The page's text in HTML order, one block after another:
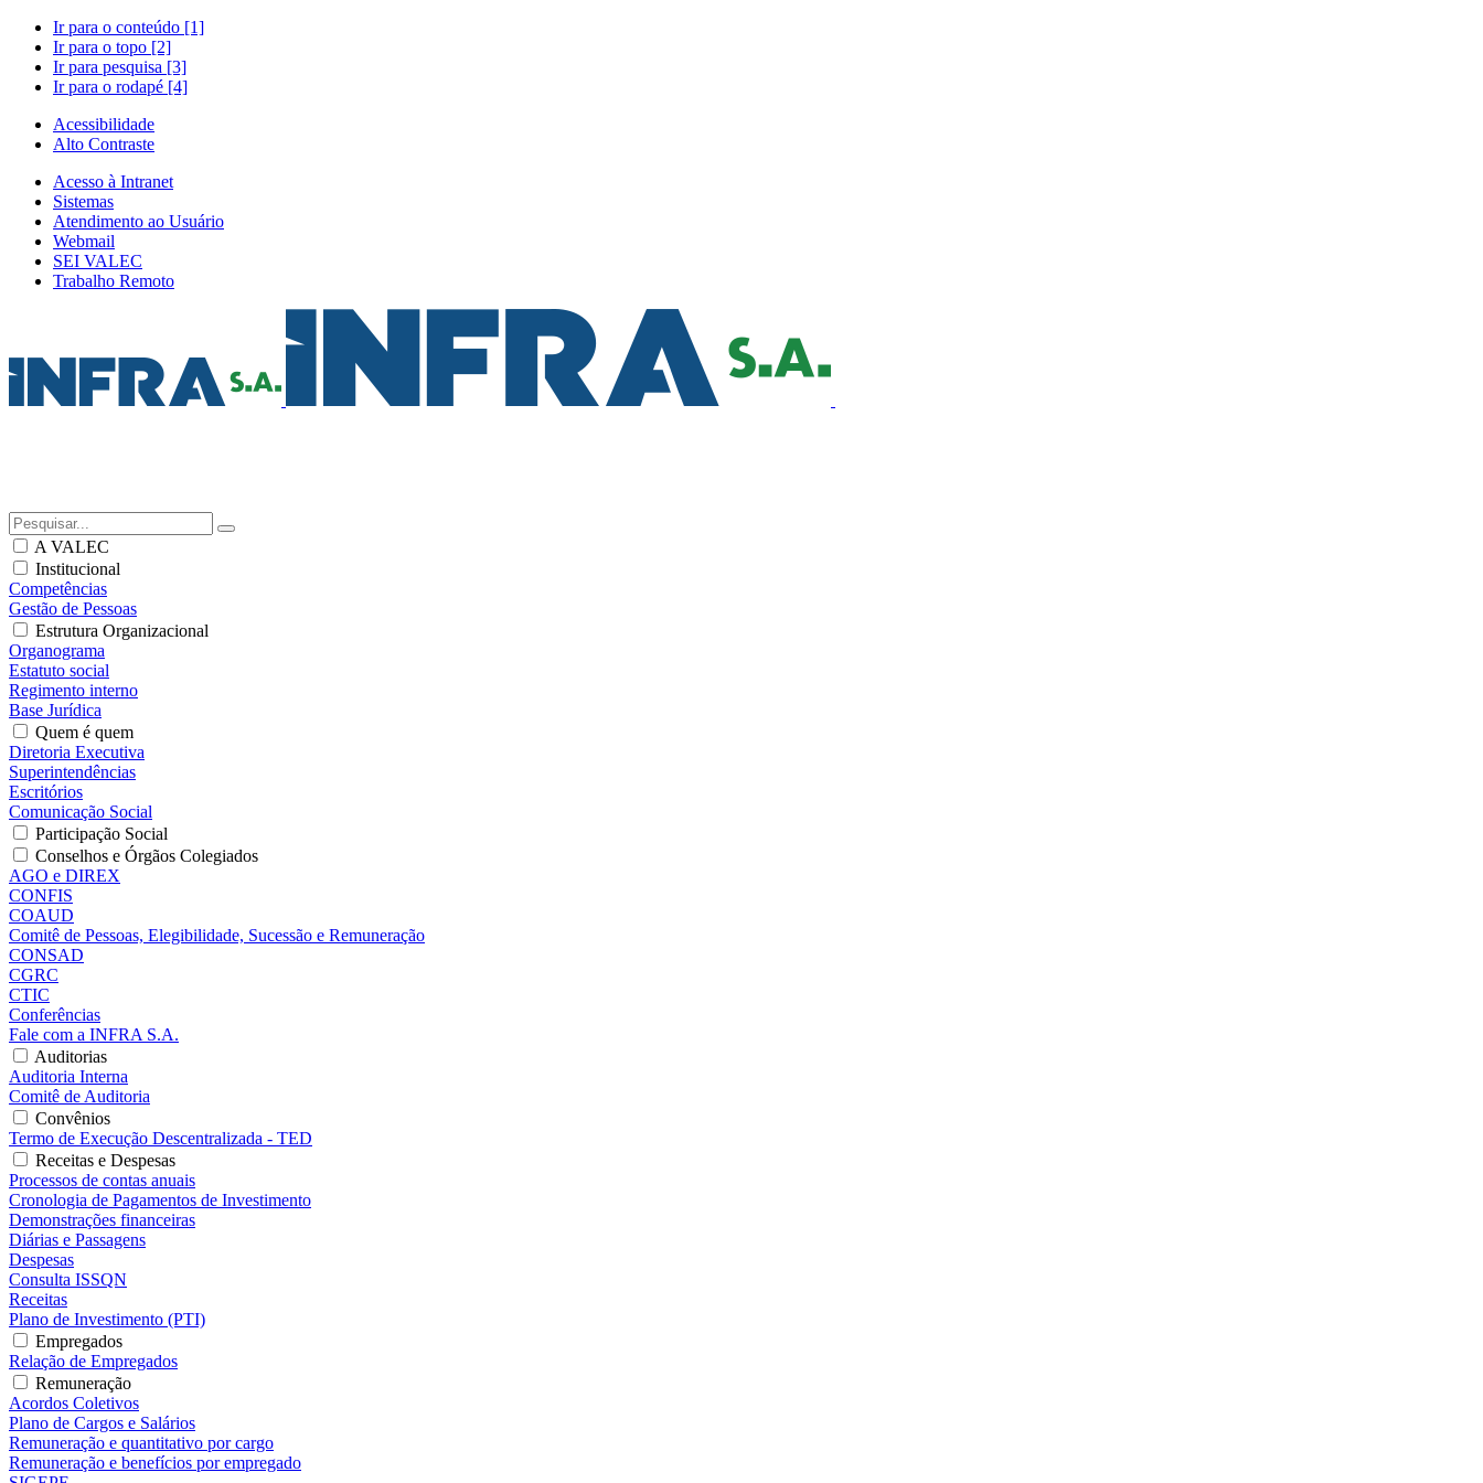
Ir para o conteúdo [1]
Ir para o topo [2]
Ir para pesquisa [3]
Ir para o rodapé [4]
Acessibilidade
Alto Contraste
Acesso à Intranet
Sistemas
Atendimento ao Usuário
Webmail
SEI VALEC
Trabalho Remoto
A VALEC
Institucional
Competências
Gestão de Pessoas
Estrutura Organizacional
Organograma
Estatuto social
Regimento interno
Base Jurídica
Quem é quem
Diretoria Executiva
Superintendências
Escritórios
Comunicação Social
Participação Social
Conselhos e Órgãos Colegiados
AGO e DIREX
CONFIS
COAUD
Comitê de Pessoas, Elegibilidade, Sucessão e Remuneração
CONSAD
CGRC
CTIC
Conferências
Fale com a INFRA S.A.
Auditorias
Auditoria Interna
Comitê de Auditoria
Convênios
Termo de Execução Descentralizada - TED
Receitas e Despesas
Processos de contas anuais
Cronologia de Pagamentos de Investimento
Demonstrações financeiras
Diárias e Passagens
Despesas
Consulta ISSQN
Receitas
Plano de Investimento (PTI)
Empregados
Relação de Empregados
Remuneração
Acordos Coletivos
Plano de Cargos e Salários
Remuneração e quantitativo por cargo
Remuneração e benefícios por empregado